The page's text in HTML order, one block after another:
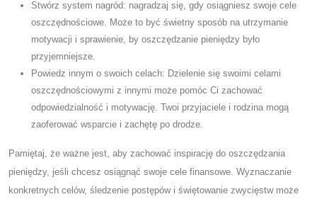
Stwórz system nagród: nagradzaj się, gdy osiągniesz swoje cele
oszczędnościowe. Może to być świetny sposób na utrzymanie
motywacji i sprawienie, by oszczędzanie pieniędzy było
przyjemniejsze.
Powiedz innym o swoich celach: Dzielenie się swoimi celami
oszczędnościowymi z innymi może pomóc Ci zachować
odpowiedzialność i motywację. Twoi przyjaciele i rodzina mogą
zaoferować wsparcie i zachętę po drodze.
Pamiętaj, że ważne jest, aby zachować inspirację do oszczędzania
pieniędzy, jeśli chcesz osiągnąć swoje cele finansowe. Wyznaczanie
konkretnych celów, śledzenie postępów i świętowanie zwycięstw może